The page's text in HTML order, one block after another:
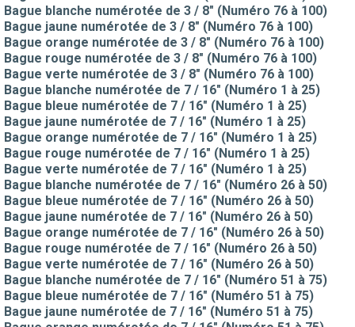
Bague blanche numérotée de 3 / 8" (Numéro 76 à 100)
Bague jaune numérotée de 3 / 8" (Numéro 76 à 100)
Bague orange numérotée de 3 / 8" (Numéro 76 à 100)
Bague rouge numérotée de 3 / 8" (Numéro 76 à 100)
Bague verte numérotée de 3 / 8" (Numéro 76 à 100)
Bague blanche numérotée de 7 / 16" (Numéro 1 à 25)
Bague bleue numérotée de 7 / 16" (Numéro 1 à 25)
Bague jaune numérotée de 7 / 16" (Numéro 1 à 25)
Bague orange numérotée de 7 / 16" (Numéro 1 à 25)
Bague rouge numérotée de 7 / 16" (Numéro 1 à 25)
Bague verte numérotée de 7 / 16" (Numéro 1 à 25)
Bague blanche numérotée de 7 / 16" (Numéro 26 à 50)
Bague bleue numérotée de 7 / 16" (Numéro 26 à 50)
Bague jaune numérotée de 7 / 16" (Numéro 26 à 50)
Bague orange numérotée de 7 / 16" (Numéro 26 à 50)
Bague rouge numérotée de 7 / 16" (Numéro 26 à 50)
Bague verte numérotée de 7 / 16" (Numéro 26 à 50)
Bague blanche numérotée de 7 / 16" (Numéro 51 à 75)
Bague bleue numérotée de 7 / 16" (Numéro 51 à 75)
Bague jaune numérotée de 7 / 16" (Numéro 51 à 75)